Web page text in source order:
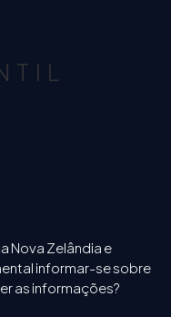
Nova Zelândia e
informar-se sobre
as informações?